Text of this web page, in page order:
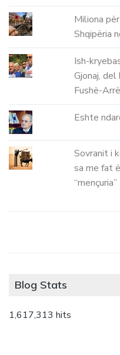
Miliona
Shqipëria
Ish-
Gjonaj,
Fushë-
Eshte
Sovranit i
sa me fat
“mençuria”
Blog Stats
1,617,313 hits